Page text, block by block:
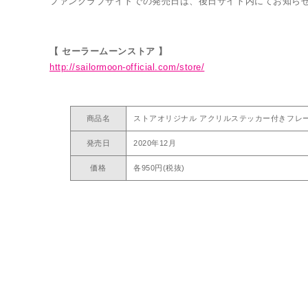
【 セーラームーンストア 】
http://sailormoon-official.com/store/
商品名 ストアオリジナル アクリルステッカー付きフレ
発売日 2020年12月
価格 各950円(税抜)